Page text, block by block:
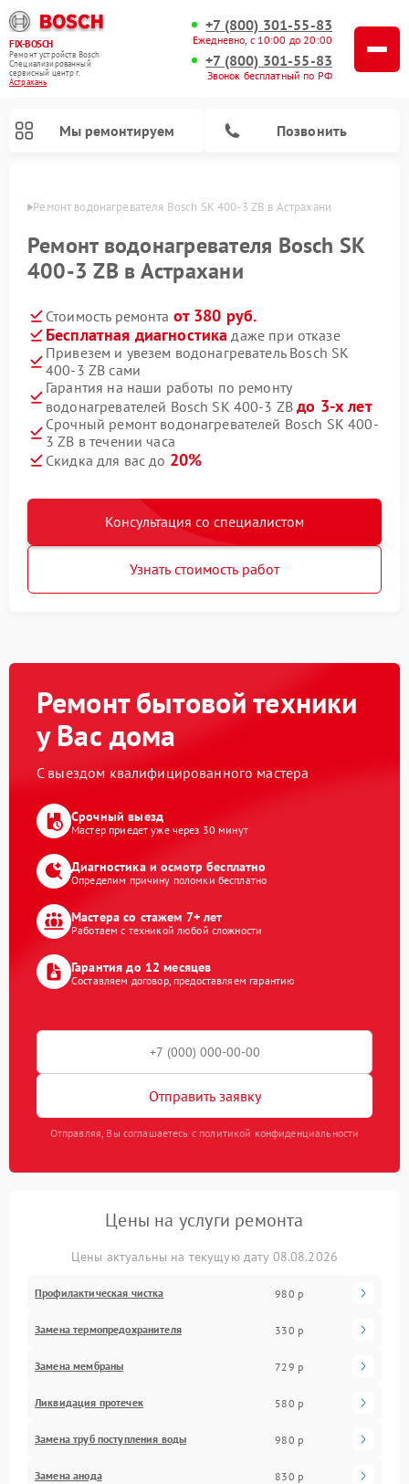
FIX-BOSCH
Ремонт устройств Bosch
Специализированный
cервисный центр г.
Астрахань
+7 (800) 301-55-83
Ежедневно, с 10:00 до 20:00
+7 (800) 301-55-83
Звонок бесплатный по РФ
Мы ремонтируем Позвонить
Ремонт водонагревателя Bosch SK 400-3 ZB в Астрахани
Ремонт водонагревателя Bosch SK
400-3 ZB в Астрахани
Стоимость ремонта от 380 руб.
Бесплатная диагностика даже при отказе
Привезем и увезем водонагреватель Bosch SK
400-3 ZB сами
Гарантия на наши работы по ремонту
водонагревателей Bosch SK 400-3 ZBдо 3-х лет
Срочный ремонт водонагревателей Bosch SK 400-
3 ZB в течении часа
Скидка для вас до 20%
Консультация со специалистом
Узнать стоимость работ
Ремонт бытовой техники
у Вас дома
С выездом квалифицированного мастера
Срочный выезд
Мастер приедет уже через 30 минут
Диагностика и осмотр бесплатно
Определим причину поломки бесплатно
Мастера со стажем 7+ лет
Работаем с техникой любой сложности
Гарантия до 12 месяцев
Составляем договор, предоставляем гарантию
Отправить заявку
Отправляя, Вы соглашаетесь с политикой конфиденциальности
Цены на услуги ремонта
Цены актуальны на текущую дату 08.08.2026
Профилактическая чистка 980 р
Замена термопредохранителя 330 р
Замена мембраны 729 р
Ликвидация протечек 580 р
Замена труб поступления воды 980 р
Замена анода 830 р